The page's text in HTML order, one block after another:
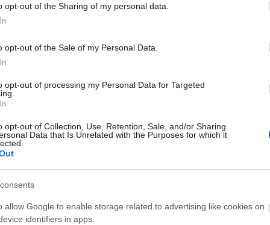
opt-out of the Sharing of my personal data.
opt-out of the Sale of my Personal Data.
opt-out of processing my Personal Data for Targeted
opt-out of Collection, Use, Retention, Sale, and/or Sharing
Data that Is Unrelated with the Purposes for which it
allow Google to enable storage related to advertising like cookies on
identifiers in apps.
ప్రొఫైల్
ఇది ఆరోగ్యకరమైన ఆహారం కోసం గొప్పగా చేస్తుంది. 89 గ్రాముల
ఇది మిమ్మల్ని ఆరోగ్యంగా ఉంచడంలో సహాయపడే ముఖ్యమైన
మంచి పదార్థాల సమతుల్యతను చూపుతాయి. ఇది స్థూల పోషకాలు
ఇవి ఉంటాయి:
కూడా నిండి ఉంది. ప్రతి వడ్డింపు మీకు అందిస్తుంది: